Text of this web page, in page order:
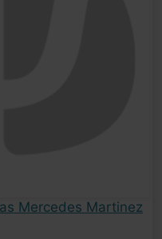
Mercedes Martinez